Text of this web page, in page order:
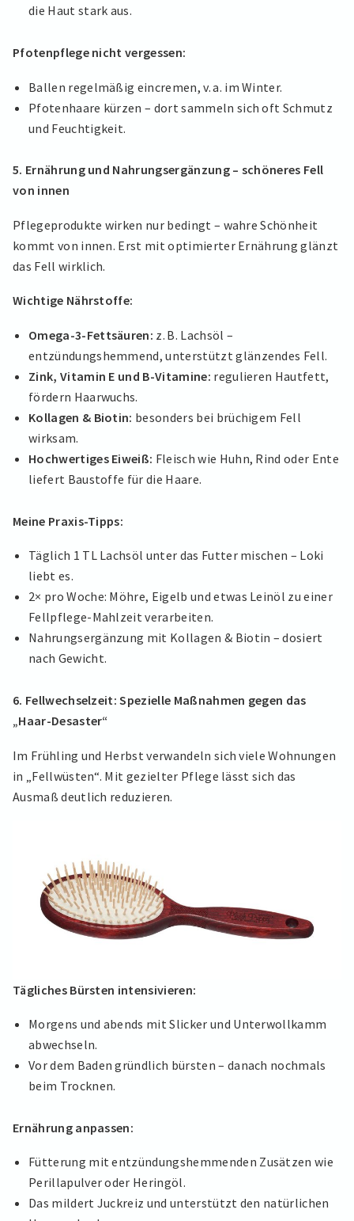
die Haut stark aus.
Pfotenpflege nicht vergessen:
Ballen regelmäßig eincremen, v. a. im Winter.
Pfotenhaare kürzen – dort sammeln sich oft Schmutz
und Feuchtigkeit.
5. Ernährung und Nahrungsergänzung – schöneres Fell
von innen
Pflegeprodukte wirken nur bedingt – wahre Schönheit
kommt von innen. Erst mit optimierter Ernährung glänzt
das Fell wirklich.
Wichtige Nährstoffe:
Omega-3-Fettsäuren: z. B. Lachsöl –
entzündungshemmend, unterstützt glänzendes Fell.
Zink, Vitamin E und B-Vitamine: regulieren Hautfett,
fördern Haarwuchs.
Kollagen & Biotin: besonders bei brüchigem Fell
wirksam.
Hochwertiges Eiweiß: Fleisch wie Huhn, Rind oder Ente
liefert Baustoffe für die Haare.
Meine Praxis-Tipps:
Täglich 1 TL Lachsöl unter das Futter mischen – Loki
liebt es.
2× pro Woche: Möhre, Eigelb und etwas Leinöl zu einer
Fellpflege-Mahlzeit verarbeiten.
Nahrungsergänzung mit Kollagen & Biotin – dosiert
nach Gewicht.
6. Fellwechselzeit: Spezielle Maßnahmen gegen das
„Haar-Desaster“
Im Frühling und Herbst verwandeln sich viele Wohnungen
in „Fellwüsten“. Mit gezielter Pflege lässt sich das
Ausmaß deutlich reduzieren.
Tägliches Bürsten intensivieren:
Morgens und abends mit Slicker und Unterwollkamm
abwechseln.
Vor dem Baden gründlich bürsten – danach nochmals
beim Trocknen.
Ernährung anpassen:
Fütterung mit entzündungshemmenden Zusätzen wie
Perillapulver oder Heringöl.
Das mildert Juckreiz und unterstützt den natürlichen